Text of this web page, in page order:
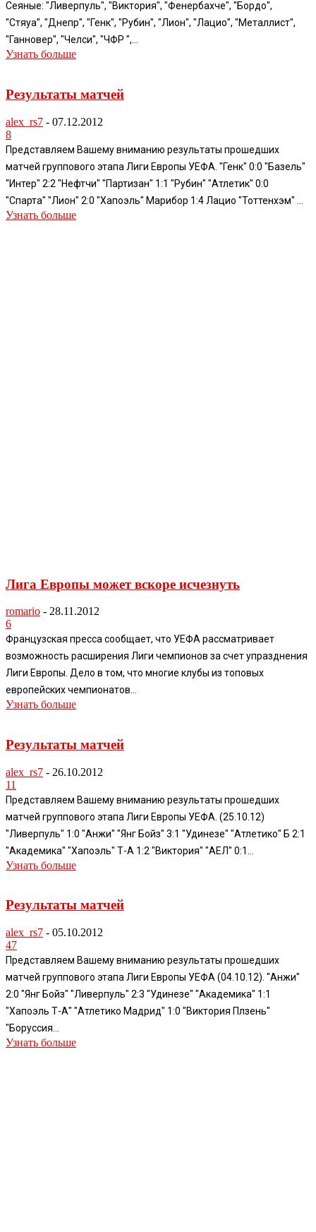
Сеяные: "Ливерпуль", "Виктория", "Фенербахче", "Бордо",
"Стяуа", "Днепр", "Генк", "Рубин", "Лион", "Лацио", "Металлист",
"Ганновер", "Челси", "ЧФР ",...
Узнать больше
Результаты матчей
alex_rs7 - 07.12.2012
8
Представляем Вашему вниманию результаты прошедших
матчей группового этапа Лиги Европы УЕФА. "Генк" 0:0 "Базель"
"Интер" 2:2 "Нефтчи" "Партизан" 1:1 "Рубин" "Атлетик" 0:0
"Спарта" "Лион" 2:0 "Хапоэль" Марибор 1:4 Лацио "Тоттенхэм" ...
Узнать больше
Лига Европы может вскоре исчезнуть
romario - 28.11.2012
6
Французская пресса сообщает, что УЕФА рассматривает
возможность расширения Лиги чемпионов за счет упразднения
Лиги Европы. Дело в том, что многие клубы из топовых
европейских чемпионатов...
Узнать больше
Результаты матчей
alex_rs7 - 26.10.2012
11
Представляем Вашему вниманию результаты прошедших
матчей группового этапа Лиги Европы УЕФА. (25.10.12)
"Ливерпуль" 1:0 "Анжи" "Янг Бойз" 3:1 "Удинезе" "Атлетико" Б 2:1
"Академика" "Хапоэль" Т-А 1:2 "Виктория" "АЕЛ" 0:1...
Узнать больше
Результаты матчей
alex_rs7 - 05.10.2012
47
Представляем Вашему вниманию результаты прошедших
матчей группового этапа Лиги Европы УЕФА (04.10.12). "Анжи"
2:0 "Янг Бойз" "Ливерпуль" 2:3 "Удинезе" "Академика" 1:1
"Хапоэль Т-А" "Атлетико Мадрид" 1:0 "Виктория Плзень"
"Боруссия...
Узнать больше